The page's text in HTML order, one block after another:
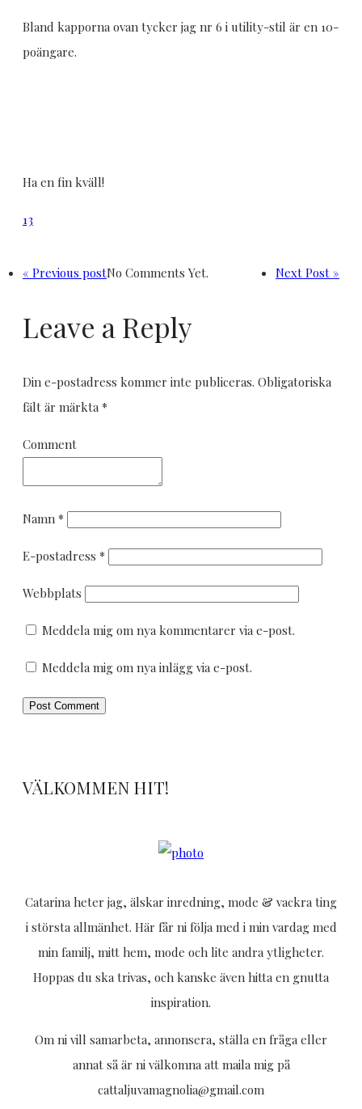
Bland kapporna ovan tycker jag nr 6 i utility-stil är en 10-
poängare.
Ha en fin kväll!
13
« Previous post Next Post »
No Comments Yet.
Leave a Reply
Din e-postadress kommer inte publiceras. Obligatoriska
fält är märkta *
Comment
Namn *
E-postadress *
Webbplats
Meddela mig om nya kommentarer via e-post.
Meddela mig om nya inlägg via e-post.
VÄLKOMMEN HIT!
Catarina heter jag, älskar inredning, mode & vackra ting
i största allmänhet. Här får ni följa med i min vardag med
min familj, mitt hem, mode och lite andra ytligheter.
Hoppas du ska trivas, och kanske även hitta en gnutta
inspiration.
Om ni vill samarbeta, annonsera, ställa en fråga eller
annat så är ni välkomna att maila mig på
cattaljuvamagnolia@gmail.com